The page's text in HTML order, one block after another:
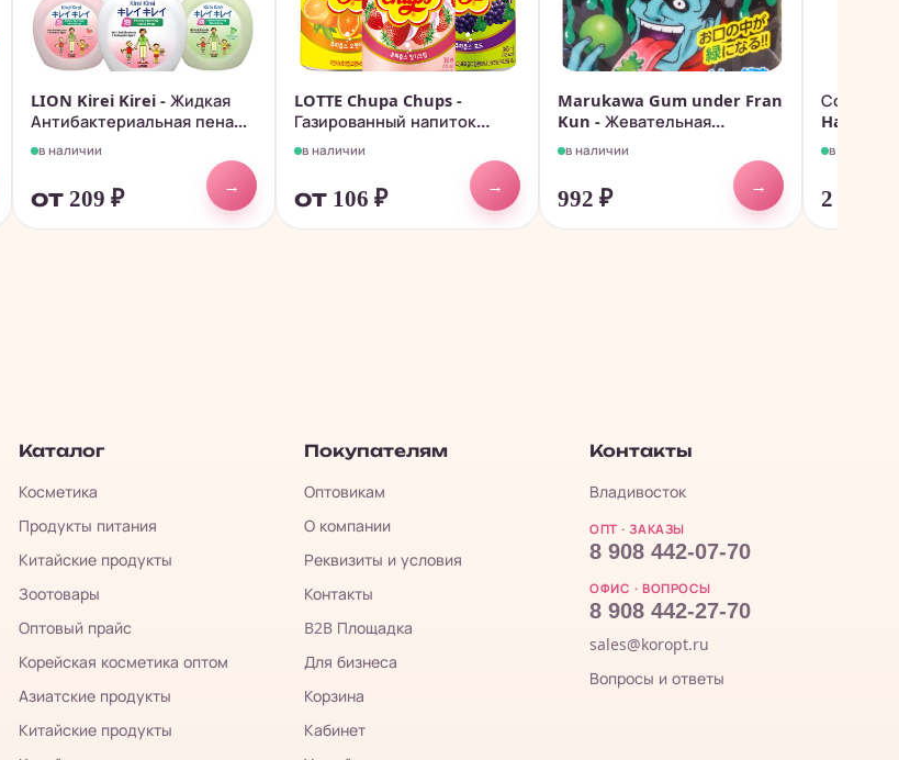
LION Kirei Kirei - Жидкая
Антибактериальная пена...
в наличии
от 209 ₽
→
LOTTE Chupa Chups -
Газированный напиток
345мл
в наличии
от 106 ₽
→
Marukawa Gum under Fran
Kun - Жевательная
резинка,...
в наличии
992 ₽
→
Соевый
Haday
в наличии
2 520
Каталог
Косметика
Продукты питания
Китайские продукты
Зоотовары
Оптовый прайс
Корейская косметика оптом
Азиатские продукты
Китайские продукты
Покупателям
Оптовикам
О компании
Реквизиты и условия
Контакты
B2B Площадка
Для бизнеса
Корзина
Кабинет
Контакты
Владивосток
ОПТ · ЗАКАЗЫ
8 908 442-07-70
ОФИС · ВОПРОСЫ
8 908 442-27-70
sales@koropt.ru
Вопросы и ответы